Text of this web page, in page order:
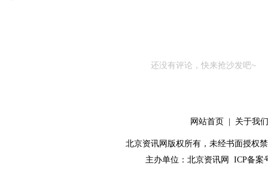
还没有评论，快来抢沙发吧~
网站首页 关于我们
北京资讯网版权所有，未经书面授权
主办单位： 北京资讯网 ICP备案